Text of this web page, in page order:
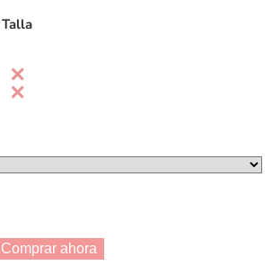
Talla
Comprar ahora